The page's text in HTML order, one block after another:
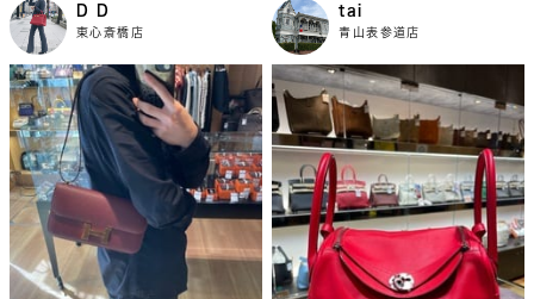
D D
東心斎橋店
tai
青山表参道店